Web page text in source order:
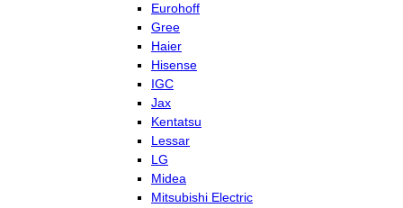
Eurohoff
Gree
Haier
Hisense
IGC
Jax
Kentatsu
Lessar
LG
Midea
Mitsubishi Electric